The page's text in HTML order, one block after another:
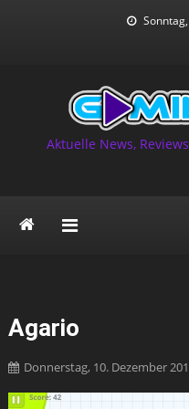
Aktuelle News,
Agario
Donnerstag, 10. Dezember